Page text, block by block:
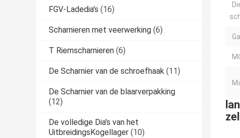
FGV-Ladedia's (16)
Scharnieren met veerwerking (6)
T Riemscharnieren (6)
De Scharnier van de schroefhaak (11)
De Scharnier van de blaarverpakking
(12)
De volledige Dia's van het
UitbreidingsKogellager (10)